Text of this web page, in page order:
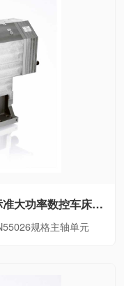
德国WEISS 车削主轴 DIN55026标准大功率数控车床电主轴细分A4/A5/A6/A8/A11/A15等DIN55026规格主轴单元
规格主轴单元